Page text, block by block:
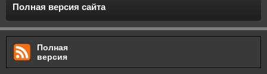
Полная версия сайта
Полная
версия